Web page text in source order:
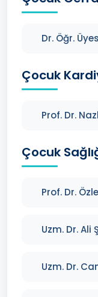
Dr. Öğr.
Çocuk
Prof. Dr.
Çocuk
Prof. Dr.
Uzm. Dr. Ali
Uzm. Dr.